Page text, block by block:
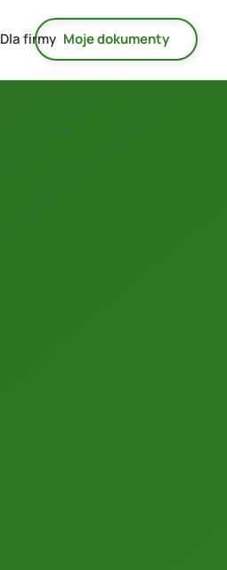
Dla firmy Moje dokumenty